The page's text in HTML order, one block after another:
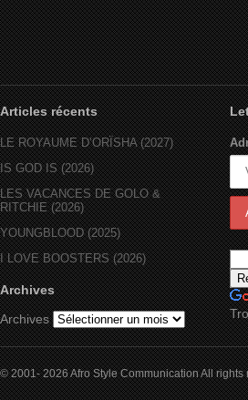
Articles récents
LE ROYAUME D’ORÏSHA (2027)
IS GOD IS (2026)
LES VACANCES DE GOLO &
RITCHIE (2026)
YOUNGBLOOD (2025)
I LOVE BOOSTERS (2026)
Archives
Archives
© 2001- 2026 Afro Style Communication All rights